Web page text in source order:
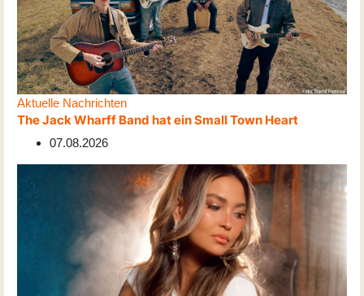
Aktuelle Nachrichten
The Jack Wharff Band hat ein Small Town Heart
07.08.2026